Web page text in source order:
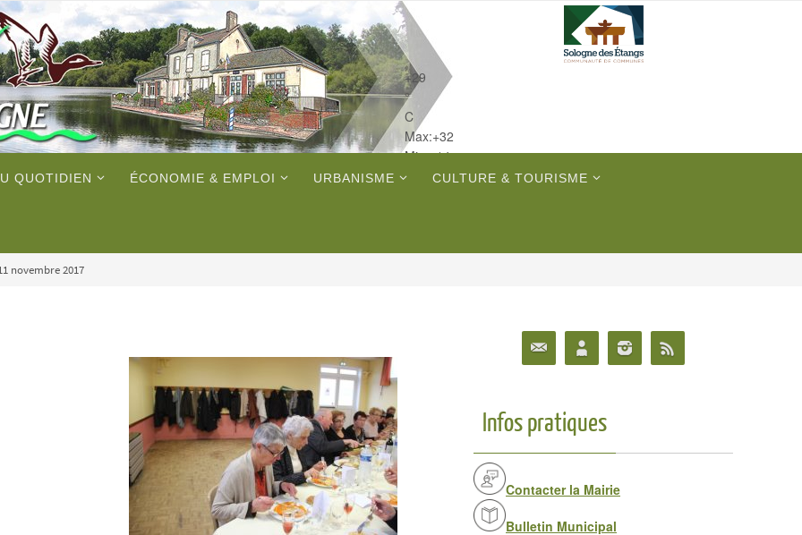
+29
°
C
Max:+32
Min:+14
Dim.
QUOTIDIEN ÉCONOMIE & EMPLOI URBANISME CULTURE & TOURISME
novembre 2017
Infos pratiques
Contacter la Mairie
Bulletin Municipal